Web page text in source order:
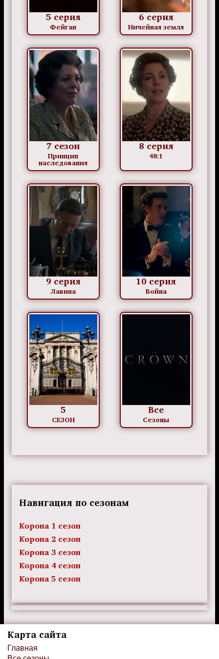
5 серия
Фейган
6 серия
Ничейная земля
7 сезон
Принцип
наследования
8 серия
48:1
9 серия
Лавина
10 серия
Война
5
СЕЗОН
Все
Сезоны
Навигация по сезонам
Корона 1 сезон
Корона 2 сезон
Корона 3 сезон
Корона 4 сезон
Корона 5 сезон
Карта сайта
Главная